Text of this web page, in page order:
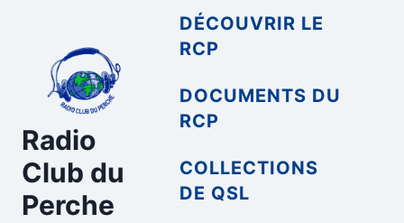
contenu
Radio
Club du
Perche
DÉCOUVRIR LE
RCP
DOCUMENTS DU
RCP
COLLECTIONS
DE QSL